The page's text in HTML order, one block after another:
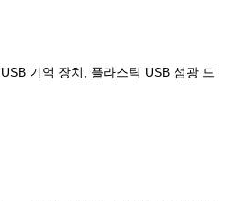
기억 장치, 플라스틱 USB 섬광 드